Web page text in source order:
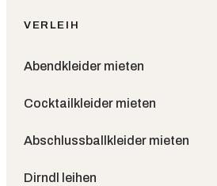
VERLEIH
Abendkleider mieten
Cocktailkleider mieten
Abschlussballkleider mieten
Dirndl leihen